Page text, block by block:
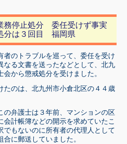
務停止処分 委任受けず事実
分は３回目 福岡県
者のトラブルを巡って、委任を受け
なる文書を送ったなどとして、北九
から懲戒処分を受けました。
たのは、北九州市小倉北区の４４歳
の弁護士は３年前、マンションの区
会計帳簿などの開示を求めていたこ
でもないのに所有者の代理人として
に郵送していました。